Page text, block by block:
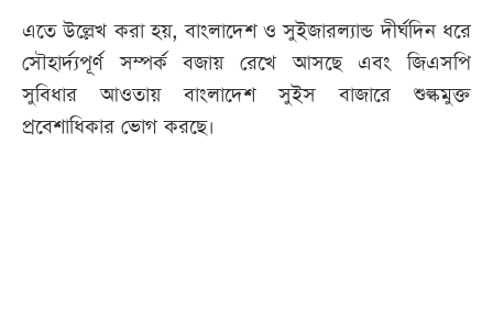
এতে উল্লেখ করা হয়, বাংলাদেশ ও সুইজারল্যান্ড দীর্ঘদিন ধরে
সৌহার্দ্যপূর্ণ সম্পর্ক বজায় রেখে আসছে এবং জিএসপি
সুবিধার আওতায় বাংলাদেশ সুইস বাজারে শুল্কমুক্ত
প্রবেশাধিকার ভোগ করছে।